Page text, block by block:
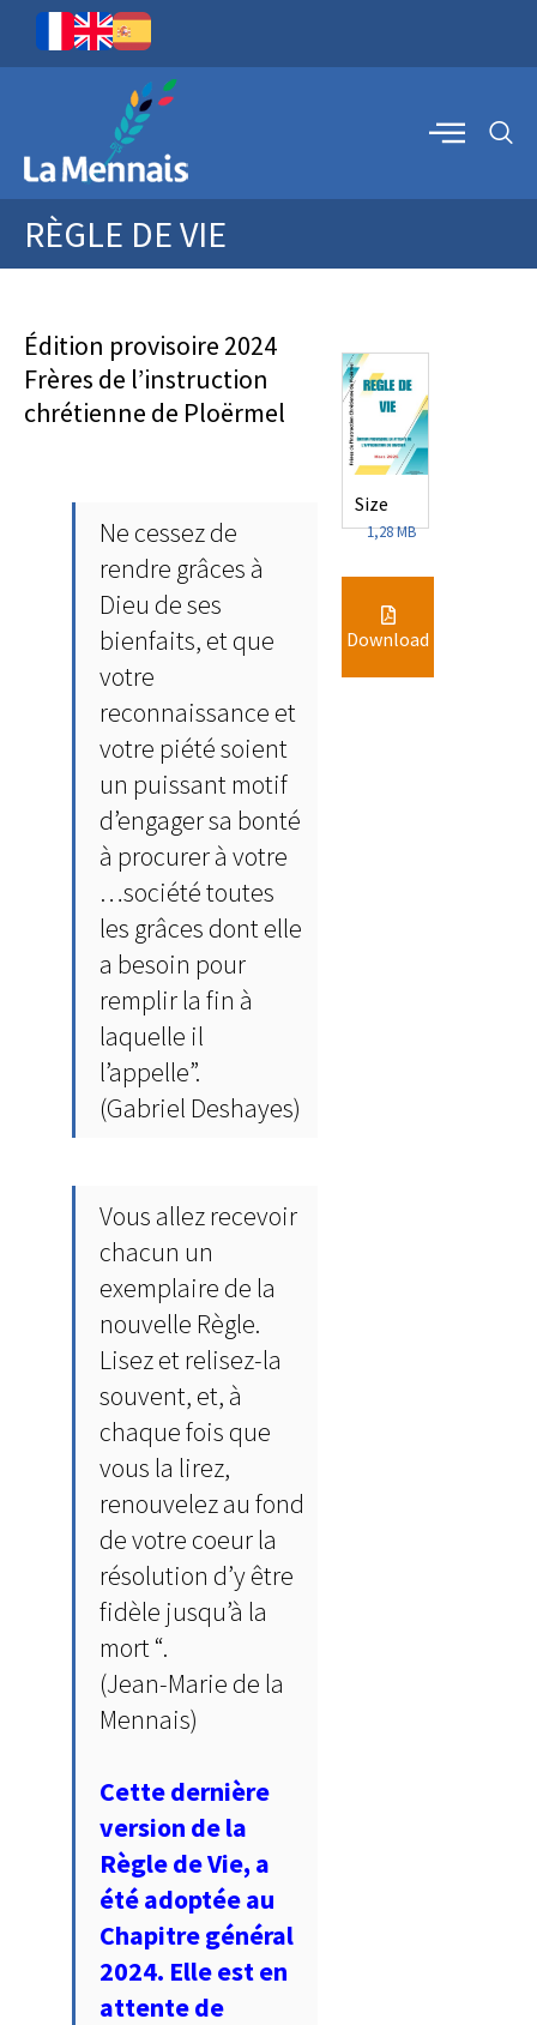
RÈGLE DE VIE
Édition provisoire 2024
Frères de l’instruction
chrétienne de Ploërmel
Ne cessez de
rendre grâces à
Dieu de ses
bienfaits, et que
votre
reconnaissance et
votre piété soient
un puissant motif
d’engager sa bonté
à procurer à votre
…société toutes
les grâces dont elle
a besoin pour
remplir la fin à
laquelle il
l’appelle”.
(Gabriel Deshayes)
Vous allez recevoir
chacun un
exemplaire de la
nouvelle Règle.
Lisez et relisez-la
souvent, et, à
chaque fois que
vous la lirez,
renouvelez au fond
de votre coeur la
résolution d’y être
fidèle jusqu’à la
mort “.
(Jean-Marie de la
Mennais)
Cette dernière
version de la
Règle de Vie, a
été adoptée au
Chapitre général
2024. Elle est en
attente de
Size
1,28 MB
Download